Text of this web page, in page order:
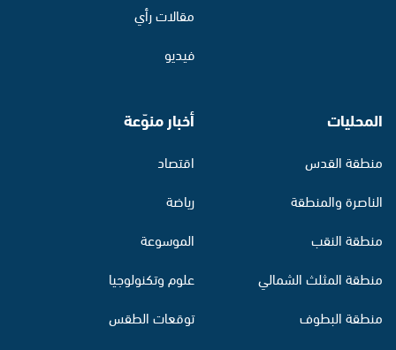
مقالات رأي
فيديو
المحليات
منطقة القدس
الناصرة والمنطقة
منطقة النقب
منطقة المثلث الشمالي
منطقة البطوف
أخبار منوّعة
اقتصاد
رياضة
الموسوعة
علوم وتكنولوجيا
توقعات الطقس